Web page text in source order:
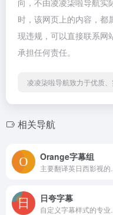
向，不由凌凌柒啦导航
时，该网页上的内容，都
现违规，可以直接联系网
承担任何责任。
凌凌柒啦导航致力于优质
相关导航
Orange字幕组
日夸字幕